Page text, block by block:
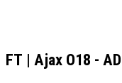
FT | Ajax O18 -